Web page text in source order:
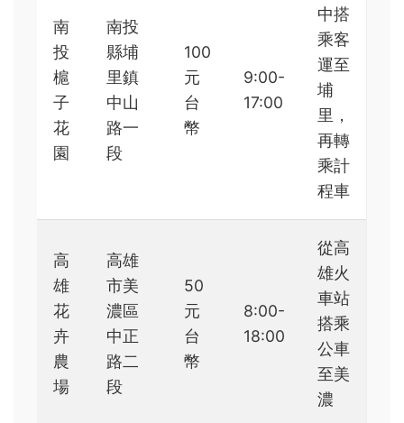
南
投
槴
子
花
園
南投
縣埔
里鎮
中山
路一
段
100
元
台
幣
9:00-
17:00
中搭
乘客
運至
埔
里，
再轉
乘計
程車
高
雄
花
卉
農
場
高雄
市美
濃區
中正
路二
段
50
元
台
幣
8:00-
18:00
從高
雄火
車站
搭乘
公車
至美
濃